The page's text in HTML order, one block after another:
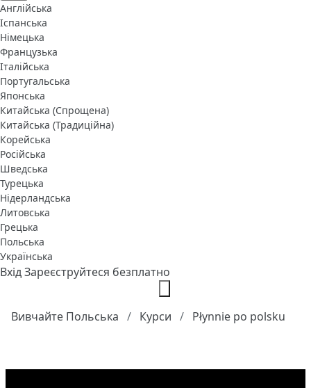
Англійська
Іспанська
Німецька
Французька
Італійська
Португальська
Японська
Китайська (Спрощена)
Китайська (Традиційна)
Корейська
Російська
Шведська
Турецька
Нідерландська
Литовська
Грецька
Польська
Українська
ВхідЗареєструйтеся безплатно
Вивчайте Польська Курси Płynnie po polsku